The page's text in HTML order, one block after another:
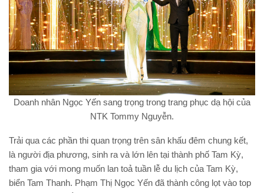
Doanh nhân Ngọc Yến sang trọng trong trang phục dạ hội của
NTK Tommy Nguyễn.
Trải qua các phần thi quan trọng trên sân khấu đêm chung kết,
là người địa phương, sinh ra và lớn lên tại thành phố Tam Kỳ,
tham gia với mong muốn lan toả tuần lễ du lịch của Tam Kỳ,
biển Tam Thanh. Phạm Thị Ngọc Yến đã thành công lọt vào top